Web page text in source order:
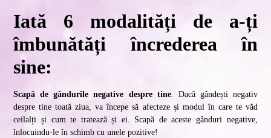
Iată 6 modalități de a-ți
îmbunătăți încrederea în
sine:
Scapă de gândurile negative despre tine. Dacă gândești negativ
despre tine toată ziua, va începe să afecteze și modul în care te văd
ceilalți și cum te tratează și ei. Scapă de aceste gânduri negative,
înlocuindu-le în schimb cu unele pozitive!